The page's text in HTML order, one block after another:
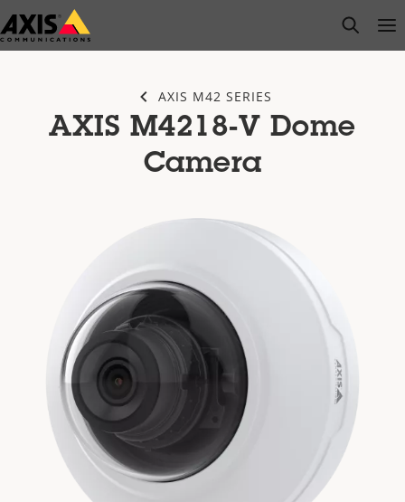
Saltar
al
open
AXIS M42 SERIES
AXIS M4218-V Dome
Camera